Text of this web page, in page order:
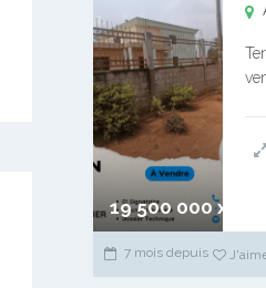
19 500 000 xaf
7 mois depuis